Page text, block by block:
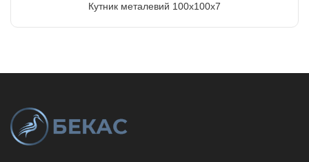
Кутник металевий 100х100х7